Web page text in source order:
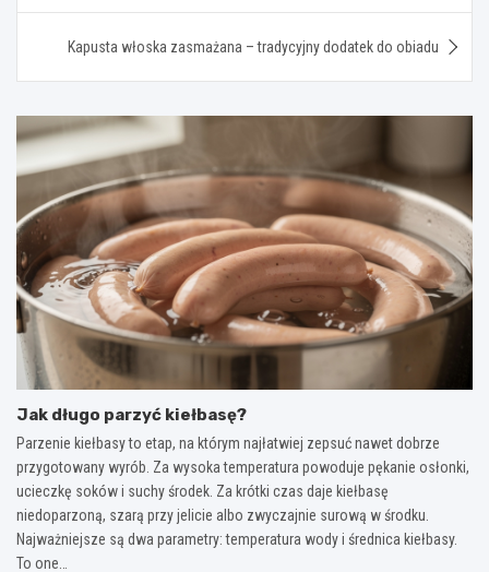
Kapusta włoska zasmażana – tradycyjny dodatek do obiadu
Jak długo parzyć kiełbasę?
Parzenie kiełbasy to etap, na którym najłatwiej zepsuć nawet dobrze
przygotowany wyrób. Za wysoka temperatura powoduje pękanie osłonki,
ucieczkę soków i suchy środek. Za krótki czas daje kiełbasę
niedoparzoną, szarą przy jelicie albo zwyczajnie surową w środku.
Najważniejsze są dwa parametry: temperatura wody i średnica kiełbasy.
To one…